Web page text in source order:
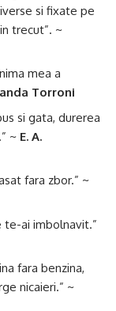
si fixate pe
trecut”. ~
mea a
Torroni
si gata, durerea
~ E. A.
fara zbor.” ~
te-ai imbolnavit.”
fara benzina,
nicaieri.” ~